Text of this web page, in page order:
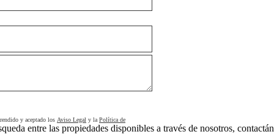
y aceptado los Aviso Legal y la Política de
entre las propiedades disponibles a través de nosotros,